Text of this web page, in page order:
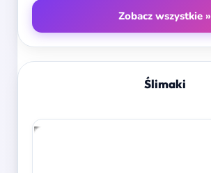
Zobacz wszystkie »
Ślimaki